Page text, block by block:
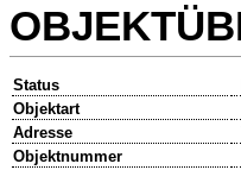
Status
Objektart
Adresse
Objektnummer